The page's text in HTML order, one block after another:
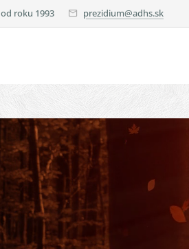
od roku 1993 prezidium@adhs.sk